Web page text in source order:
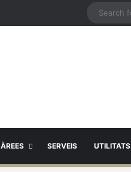
ÀREES SERVEIS UTILITATS